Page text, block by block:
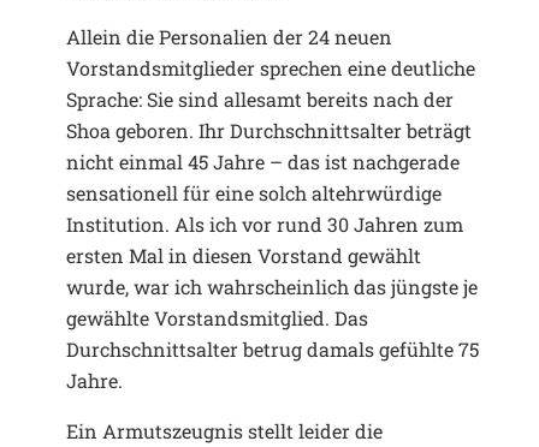
Allein die Personalien der 24 neuen
Vorstandsmitglieder sprechen eine deutliche
Sprache: Sie sind allesamt bereits nach der
Shoa geboren. Ihr Durchschnittsalter beträgt
nicht einmal 45 Jahre – das ist nachgerade
sensationell für eine solch altehrwürdige
Institution. Als ich vor rund 30 Jahren zum
ersten Mal in diesen Vorstand gewählt
wurde, war ich wahrscheinlich das jüngste je
gewählte Vorstandsmitglied. Das
Durchschnittsalter betrug damals gefühlte 75
Jahre.
Ein Armutszeugnis stellt leider die